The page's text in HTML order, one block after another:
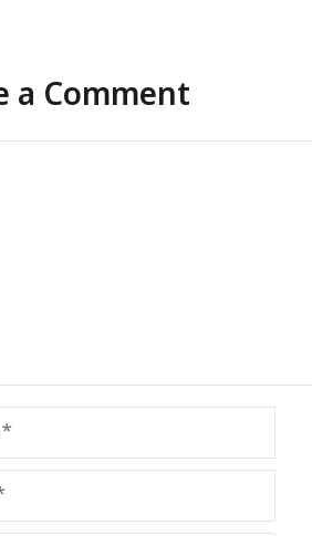
a Comment